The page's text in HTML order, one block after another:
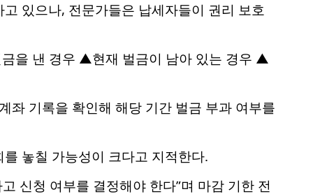
있으나, 전문가들은 납세자들이 권리 보호
을 낸 경우 ▲현재 벌금이 남아 있는 경우 ▲
좌 기록을 확인해 해당 기간 벌금 부과 여부를
놓칠 가능성이 크다고 지적한다.
신청 여부를 결정해야 한다”며 마감 기한 전